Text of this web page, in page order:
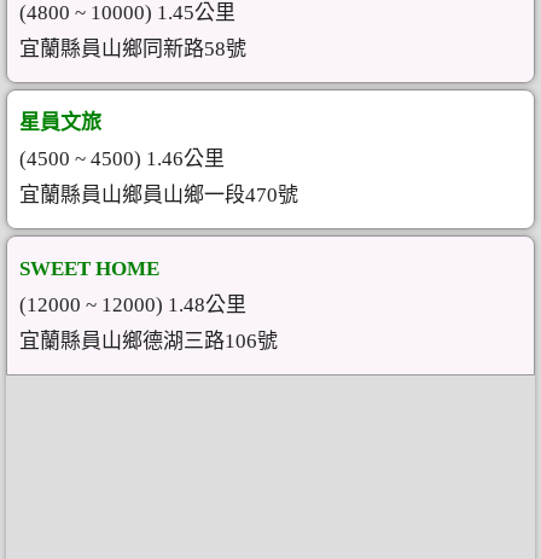
(4800 ~ 10000) 1.45公里
宜蘭縣員山鄉同新路58號
星員文旅
(4500 ~ 4500) 1.46公里
宜蘭縣員山鄉員山鄉一段470號
SWEET HOME
(12000 ~ 12000) 1.48公里
宜蘭縣員山鄉德湖三路106號